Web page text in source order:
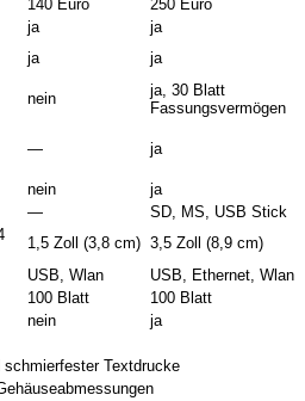
140 Euro
250 Euro
ja
ja
ja
ja
nein
ja, 30 Blatt
Fassungsvermögen
— ja
nein
ja
—
SD, MS, USB Stick
1,5 Zoll (3,8 cm) 3,5 Zoll (8,9 cm)
USB, Wlan
USB, Ethernet, Wlan
100 Blatt
100 Blatt
nein
ja
schmierfester Textdrucke